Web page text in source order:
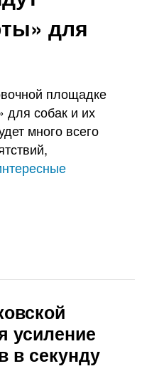
для
площадке
для собак и их
много всего
усиление
в секунду